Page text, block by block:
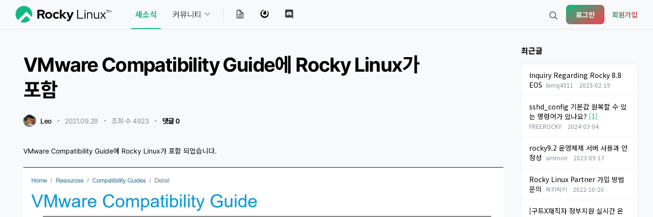
새소식 커뮤니티 로그인 회원가입
VMware Compatibility Guide에 Rocky Linux가
포함
Leo ・ 2021.09.29 ・ 조회 수 4923 ・ 댓글 0
VMware Compatibility Guide에 Rocky Linux가 포함 되었습니다.
최근글
Inquiry Regarding Rocky 8.8
EOS kimsj4511 2025-02-19
sshd_config 기본값 원복할 수 있
는 명령어가 있나요? [1]
FREEROCKY 2024-03-04
rocky9.2 운영체제 서버 사용과 안
정성 simmon 2023-09-17
Rocky Linux Partner 가입 방법
문의
락키락키 2022-10-20
[구트X재직자 정부지원 실시간 온